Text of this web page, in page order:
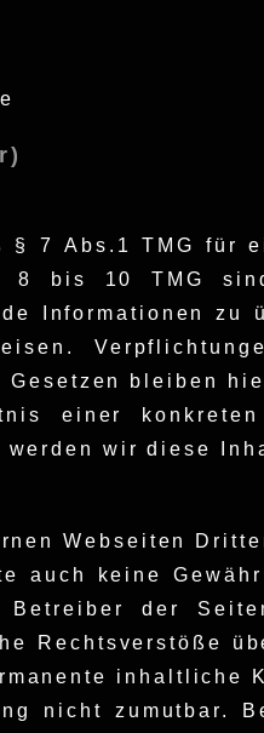
7 Abs.1 TMG für
8 bis 10 TMG
Informationen zu
Gesetzen bleiben
einer konkreten
wir diese
Webseiten
auch keine
der
Rechtsverstöße
nicht zumutbar.